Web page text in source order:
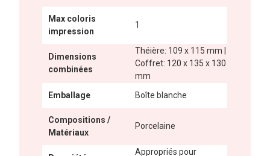
Max coloris
impression
1
Dimensions
combinées
Théière: 109 x 115 mm |
Coffret: 120 x 135 x 130
mm
Emballage
Boîte blanche
Compositions /
Matériaux
Porcelaine
Appropriés pour